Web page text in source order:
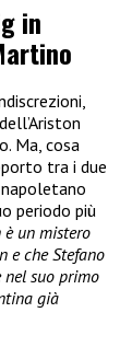
in
Ma, cosa
tra i due
periodo più
è un mistero
e che Stefano
nel suo primo
già